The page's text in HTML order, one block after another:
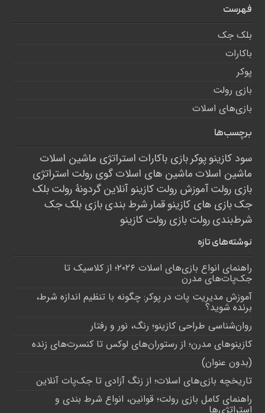
فهرست
بلک جک
باکارات
پوکر
بازی رولت
بازی‌های اسلات
برچسب‌ها
سود کازینوپوکربازی باکارات استراتژی ماشین اسلات
ماشین اسلات ماشین های اسلاتگوی رولت استراتژی
بازی رولتآموزش رولتکازینو آنلاینگردونۀ رولتبلک
جکبازی های کازینوقمارشرط بندیبازی بلک جک
شرط‌بندیرولتبازی رولتکازینو
نوشته‌های تازه
راهنمای انواع بازی‌های اسلات ۲۰۲۶؛ از کلاسیک تا
جک‌پات‌های مدرن
آموزش مدیریت پات در پوکر: چگونه با تنظیم اندازه شرط،
برنده شوید؟
روان‌شناسی طراحی کازینو؛ رنگ، نور و رفتار
کازینوهای مدرن؛ از رستوران‌های لوکس تا کنسرت‌های زنده
(بدون عنوان)
تاریخچه بازی‌های اسلات؛ از زنگ آزادی تا جک‌پات‌ آنلاین
راهنمای کامل بازی رولت؛ قوانین، انواع شرط بندی و
استراتژی‌ها